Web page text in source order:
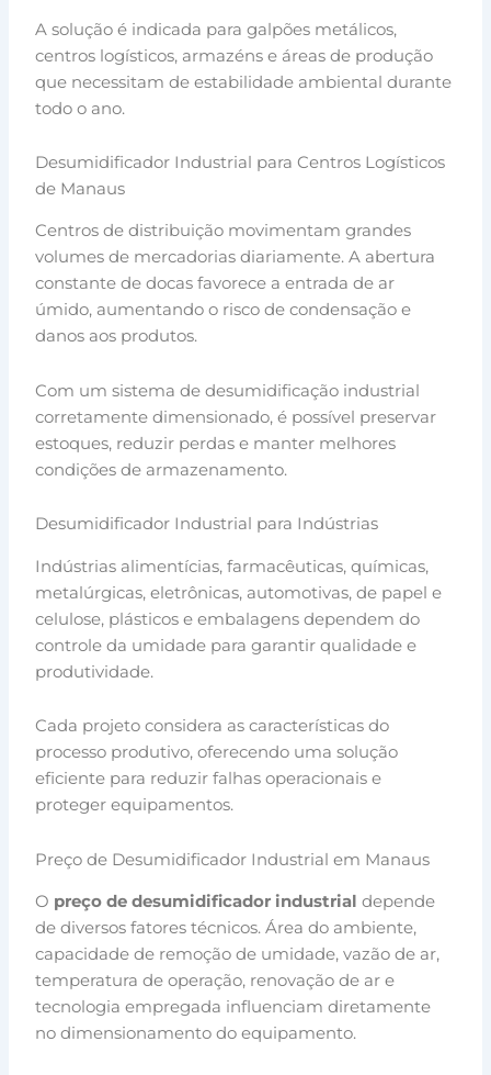
A solução é indicada para galpões metálicos,
centros logísticos, armazéns e áreas de produção
que necessitam de estabilidade ambiental durante
todo o ano.
Desumidificador Industrial para Centros Logísticos
de Manaus
Centros de distribuição movimentam grandes
volumes de mercadorias diariamente. A abertura
constante de docas favorece a entrada de ar
úmido, aumentando o risco de condensação e
danos aos produtos.
Com um sistema de desumidificação industrial
corretamente dimensionado, é possível preservar
estoques, reduzir perdas e manter melhores
condições de armazenamento.
Desumidificador Industrial para Indústrias
Indústrias alimentícias, farmacêuticas, químicas,
metalúrgicas, eletrônicas, automotivas, de papel e
celulose, plásticos e embalagens dependem do
controle da umidade para garantir qualidade e
produtividade.
Cada projeto considera as características do
processo produtivo, oferecendo uma solução
eficiente para reduzir falhas operacionais e
proteger equipamentos.
Preço de Desumidificador Industrial em Manaus
O preço de desumidificador industrial depende
de diversos fatores técnicos. Área do ambiente,
capacidade de remoção de umidade, vazão de ar,
temperatura de operação, renovação de ar e
tecnologia empregada influenciam diretamente
no dimensionamento do equipamento.